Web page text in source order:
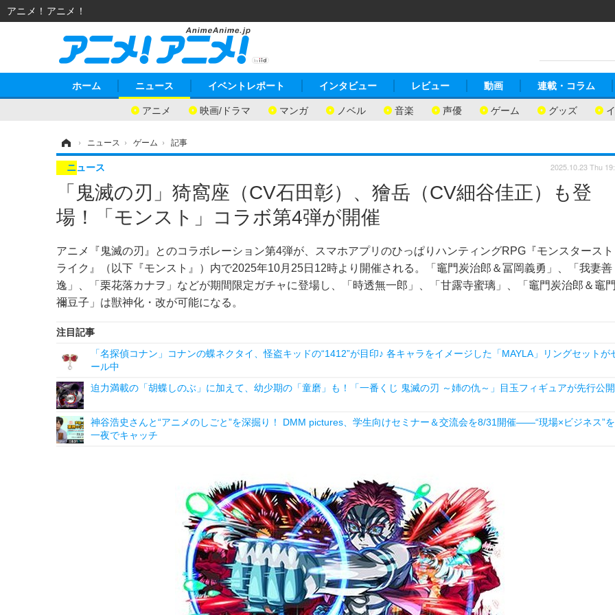
ホーム ニュース
アニメ 映画/ドラマ マンガ ノベル 音楽 声優 ゲーム グッズ
イベントレポート インタビュー レビュー 動画 連載・コラム
› ニュース › ゲーム › 記事
「鬼滅の刃」猗窩座（CV石田彰）、獪岳（CV細谷佳正）も登
場！「モンスト」コラボ第4弾が開催
アニメ『鬼滅の刃』とのコラボレーション第4弾が、スマホアプリのひっぱりハンティングRPG『モンスタースト
ライク』（以下『モンスト』）内で2025年10月25日12時より開催される。「竈門炭治郎＆冨岡義勇」、「我妻善
逸」、「栗花落カナヲ」などが期間限定ガチャに登場し、「時透無一郎」、「甘露寺蜜璃」、「竈門炭治郎＆竈
禰豆子」は獣神化・改が可能になる。
ニュース 2025.10.23 Thu
注目記事
「名探偵コナン」コナンの蝶ネクタイ、怪盗キッドの“1412”が目印♪ 各キャラをイメージした「MAYLA」リングセットが
ール中
迫力満載の「胡蝶しのぶ」に加えて、幼少期の「童磨」も！「一番くじ 鬼滅の刃 ～姉の仇～」目玉フィギュアが先行公開
神谷浩史さんと“アニメのしごと”を深掘り！ DMM pictures、学生向けセミナー＆交流会を8/31開催――“現場×ビジネス”を
一夜でキャッチ
アニメ！アニメ！